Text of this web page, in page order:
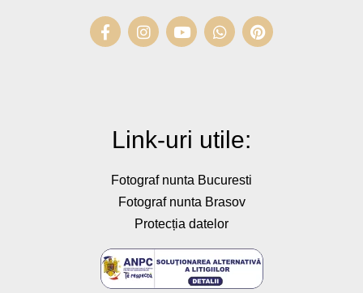
F
a
I
n
a
m
Y
o
W
h
p
P
i
Link-uri utile:
Fotograf nunta Bucuresti
Fotograf nunta Brasov
Protecția datelor